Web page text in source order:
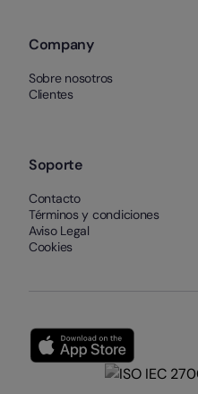
Company
Sobre nosotros
Clientes
Soporte
Contacto
Términos y condiciones
Aviso Legal
Cookies